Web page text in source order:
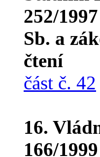
252/
Sb. a
čtení
část č. 42
16.
166/